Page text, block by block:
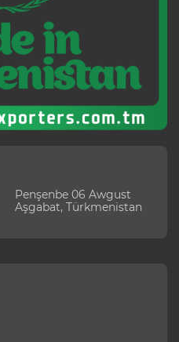
Penşenbe 06 Awgust
Aşgabat, Türkmenistan